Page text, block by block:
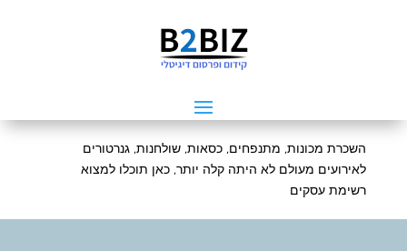
השכרת מכונות, מתנפחים, כסאות, שולחנות, גנרטורים
לאירועים מעולם לא היתה קלה יותר, כאן תוכלו למצוא
רשימת עסקים